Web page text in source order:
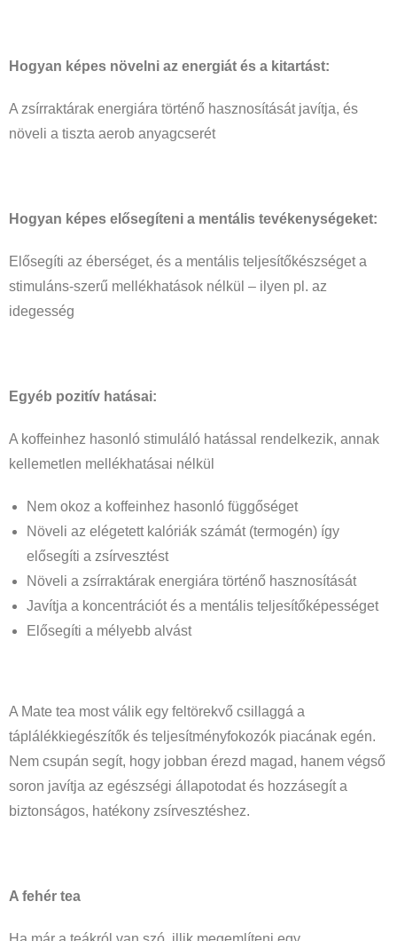
Hogyan képes növelni az energiát és a kitartást:
A zsírraktárak energiára történő hasznosítását javítja, és
növeli a tiszta aerob anyagcserét
Hogyan képes elősegíteni a mentális tevékenységeket:
Elősegíti az éberséget, és a mentális teljesítőkészséget a
stimuláns-szerű mellékhatások nélkül – ilyen pl. az
idegesség
Egyéb pozitív hatásai:
A koffeinhez hasonló stimuláló hatással rendelkezik, annak
kellemetlen mellékhatásai nélkül
Nem okoz a koffeinhez hasonló függőséget
Növeli az elégetett kalóriák számát (termogén) így
elősegíti a zsírvesztést
Növeli a zsírraktárak energiára történő hasznosítását
Javítja a koncentrációt és a mentális teljesítőképességet
Elősegíti a mélyebb alvást
A Mate tea most válik egy feltörekvő csillaggá a
táplálékkiegészítők és teljesítményfokozók piacának egén.
Nem csupán segít, hogy jobban érezd magad, hanem végső
soron javítja az egészségi állapotodat és hozzásegít a
biztonságos, hatékony zsírvesztéshez.
A fehér tea